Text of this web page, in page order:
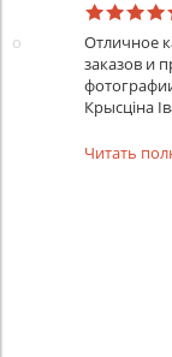
Отличное
заказов и
Крысціна
Читать